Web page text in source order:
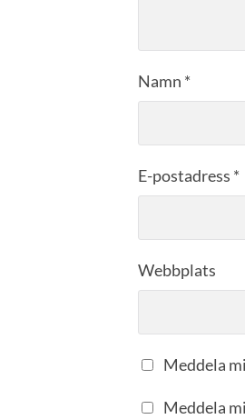
Namn *
E-postadress *
Webbplats
Meddela
Meddela